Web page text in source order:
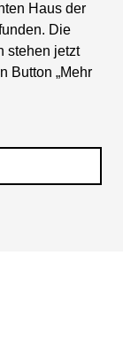
Haus der
Die
stehen jetzt
Button „Mehr